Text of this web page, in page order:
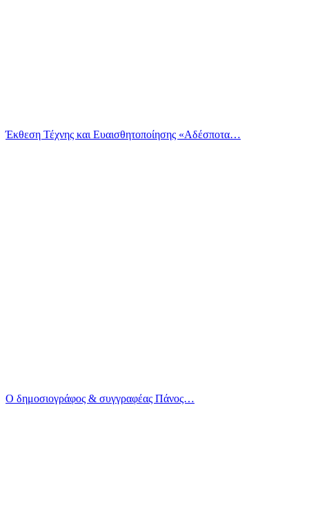
Έκθεση Τέχνης και Ευαισθητοποίησης «Αδέσποτα…
Ο δημοσιογράφος & συγγραφέας Πάνος…